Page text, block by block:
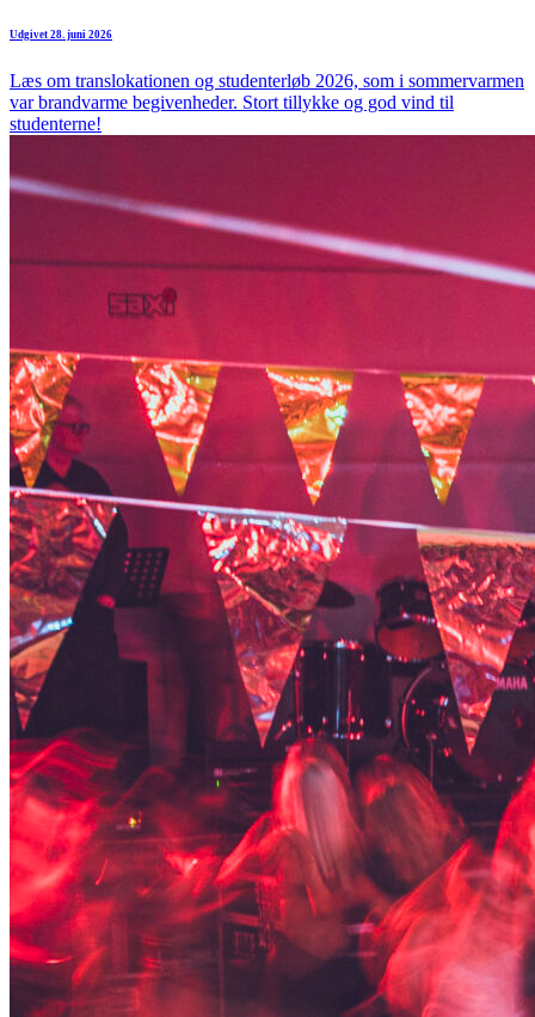
Udgivet 28. juni 2026
Læs om translokationen og studenterløb 2026, som i sommervarmen
var brandvarme begivenheder. Stort tillykke og god vind til
studenterne!